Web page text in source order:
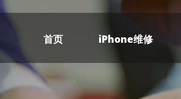
首页 iPhone维修